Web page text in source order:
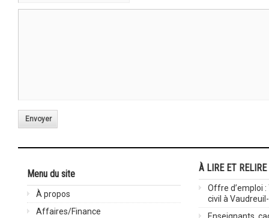
Envoyer
Menu du site
À propos
Affaires/Finance
À LIRE ET RELIRE
Offre d’emploi
civil à